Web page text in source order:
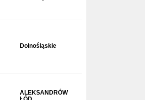
Dolnośląskie
ALEKSANDRÓW